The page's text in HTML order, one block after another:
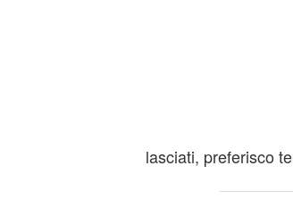
come è andata a
lasciati, preferisco